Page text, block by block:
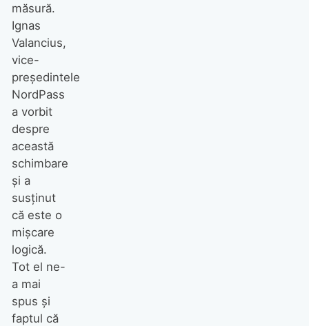
măsură.
Ignas
Valancius,
vice-
președintele
NordPass
a vorbit
despre
această
schimbare
și a
susținut
că este o
mișcare
logică.
Tot el ne-
a mai
spus și
faptul că